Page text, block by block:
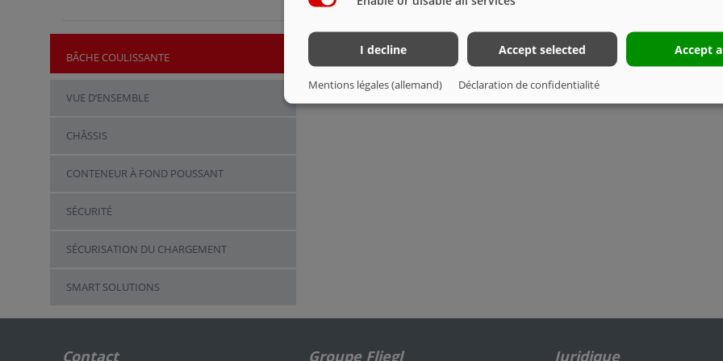
BÂCHE COULISSANTE
VUE D’ENSEMBLE
CHÂSSIS
CONTENEUR À FOND POUSSANT
SÉCURITÉ
SÉCURISATION DU CHARGEMENT
SMART SOLUTIONS
Contact Groupe Fliegl Juridique
I decline Accept selected Accept
Mentions légales (allemand) Déclaration de confidentialité